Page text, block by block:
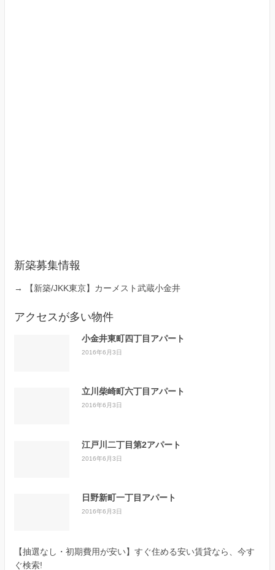
新築募集情報
→ 【新築/JKK東京】カーメスト武蔵小金井
アクセスが多い物件
小金井東町四丁目アパート
2016年6月3日
立川柴崎町六丁目アパート
2016年6月3日
江戸川二丁目第2アパート
2016年6月3日
日野新町一丁目アパート
2016年6月3日
【抽選なし・初期費用が安い】すぐ住める安い賃貸なら、今す
ぐ検索!